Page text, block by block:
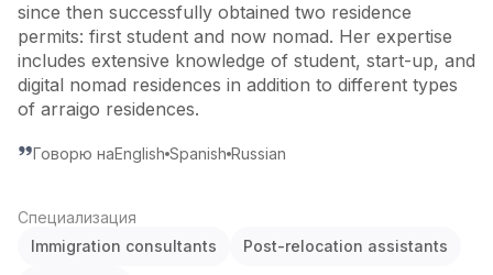
since then successfully obtained two residence
permits: first student and now nomad. Her expertise
includes extensive knowledge of student, start-up, and
digital nomad residences in addition to different types
of arraigo residences.
Говорю наEnglish Spanish Russian
Специализация
Immigration consultants
Post-relocation assistants